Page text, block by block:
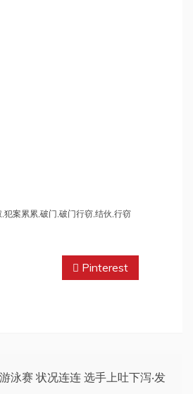
,犯案累累,破门,破门行窃,结伙,行窃
Pinterest
泳赛 状况连连 选手上吐下泻‧发